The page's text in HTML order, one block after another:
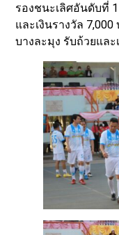
รองชนะเลิศอันดับที่
และเงินรางวัล
บางละมุง รับถ้วยและ